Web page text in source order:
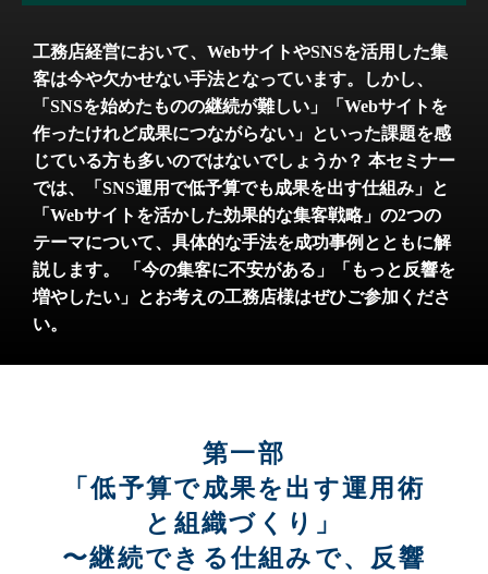
工務店経営において、WebサイトやSNSを活用した集
客は今や欠かせない手法となっています。しかし、
「SNSを始めたものの継続が難しい」「Webサイトを
作ったけれど成果につながらない」といった課題を感
じている方も多いのではないでしょうか？ 本セミナー
では、「SNS運用で低予算でも成果を出す仕組み」と
「Webサイトを活かした効果的な集客戦略」の2つの
テーマについて、具体的な手法を成功事例とともに解
説します。 「今の集客に不安がある」「もっと反響を
増やしたい」とお考えの工務店様はぜひご参加くださ
い。
第一部
「低予算で成果を出す運用術
と組織づくり」
〜継続できる仕組みで、反響